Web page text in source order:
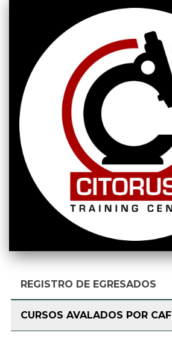
REGISTRO DE EGRESADOS
CURSOS AVALADOS POR CAF